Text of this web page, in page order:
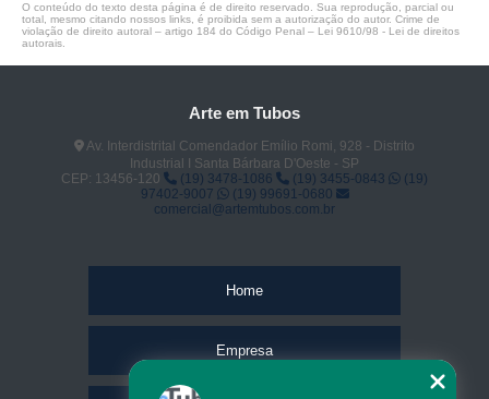
O conteúdo do texto desta página é de direito reservado. Sua reprodução, parcial ou
total, mesmo citando nossos links, é proibida sem a autorização do autor. Crime de
violação de direito autoral – artigo 184 do Código Penal – Lei 9610/98 - Lei de direitos
autorais
Arte em Tubos
Av. Interdistrital Comendador Emílio Romi, 928 - Distrito
Industrial I Santa Bárbara D'Oeste - SP
CEP: 13456-120
(19) 3478-1086 (19) 3455-0843
(19)
97402-9007
(19) 99691-0680
comercial@artemtubos.com.br
Home
Empresa